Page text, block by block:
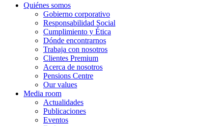
Quiénes somos
Gobierno corporativo
Responsabilidad Social
Cumplimiento y Ética
Dónde encontrarnos
Trabaja con nosotros
Clientes Premium
Acerca de nosotros
Pensions Centre
Our values
Media room
Actualidades
Publicaciones
Eventos